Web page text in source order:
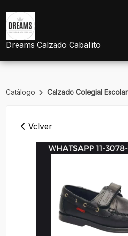
Dreams Calzado Caballito
Catálogo Calzado Colegial Escolar
Volver